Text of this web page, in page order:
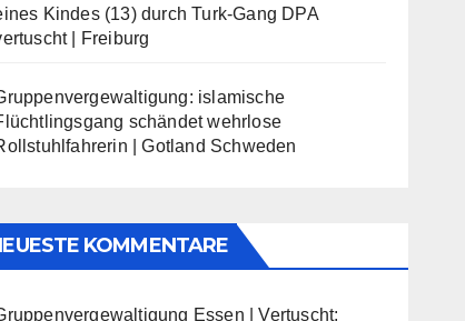
Kindes (13) durch Turk-Gang DPA
| Freiburg
islamische
schändet wehrlose
| Gotland Schweden
KOMMENTARE
Essen | Vertuscht: